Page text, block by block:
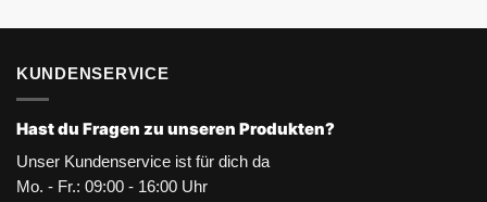
KUNDENSERVICE
Hast du Fragen zu unseren Produkten?
Unser Kundenservice ist für dich da
Mo. - Fr.: 09:00 - 16:00 Uhr